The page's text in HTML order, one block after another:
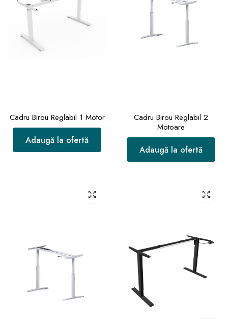
Cadru Birou Reglabil 1 Motor
Adaugă la ofertă
Cadru Birou Reglabil 2
Motoare
Adaugă la ofertă